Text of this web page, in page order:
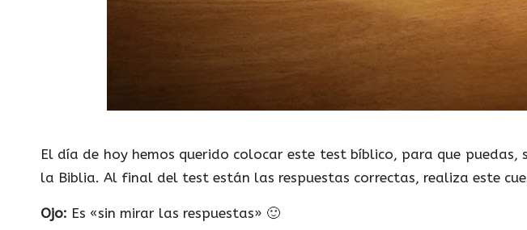
El día de hoy hemos querido colocar este test bíblico, para que
la Biblia. Al final del test están las respuestas correctas, realiza este
Ojo: Es «sin mirar las respuestas» 🙂